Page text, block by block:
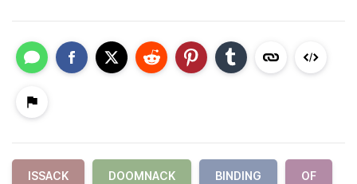
ISSACK DOOMNACK BINDING OF